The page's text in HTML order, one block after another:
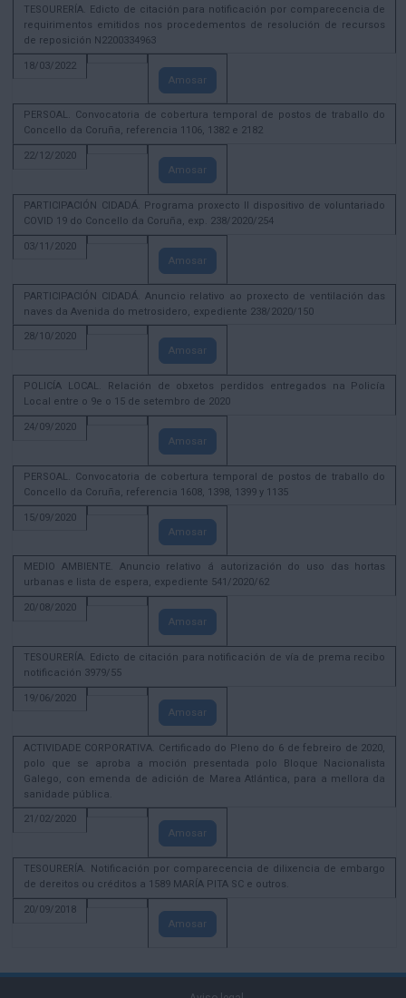
TESOURERÍA. Edicto de citación para notificación por comparecencia de
requirimentos emitidos nos procedementos de resolución de recursos
de reposición N2200334963
18/03/2022
Amosar
PERSOAL. Convocatoria de cobertura temporal de postos de traballo do
Concello da Coruña, referencia 1106, 1382 e 2182
22/12/2020
Amosar
PARTICIPACIÓN CIDADÁ. Programa proxecto II dispositivo de voluntariado
COVID 19 do Concello da Coruña, exp. 238/2020/254
03/11/2020
Amosar
PARTICIPACIÓN CIDADÁ. Anuncio relativo ao proxecto de ventilación das
naves da Avenida do metrosidero, expediente 238/2020/150
28/10/2020
Amosar
POLICÍA LOCAL. Relación de obxetos perdidos entregados na Policía
Local entre o 9e o 15 de setembro de 2020
24/09/2020
Amosar
PERSOAL. Convocatoria de cobertura temporal de postos de traballo do
Concello da Coruña, referencia 1608, 1398, 1399 y 1135
15/09/2020
Amosar
MEDIO AMBIENTE. Anuncio relativo á autorización do uso das hortas
urbanas e lista de espera, expediente 541/2020/62
20/08/2020
Amosar
TESOURERÍA. Edicto de citación para notificación de vía de prema recibo
notificación 3979/55
19/06/2020
Amosar
ACTIVIDADE CORPORATIVA. Certificado do Pleno do 6 de febreiro de 2020,
polo que se aproba a moción presentada polo Bloque Nacionalista
Galego, con emenda de adición de Marea Atlántica, para a mellora da
sanidade pública.
21/02/2020
Amosar
TESOURERÍA. Notificación por comparecencia de dilixencia de embargo
de dereitos ou créditos a 1589 MARÍA PITA SC e outros.
20/09/2018
Amosar